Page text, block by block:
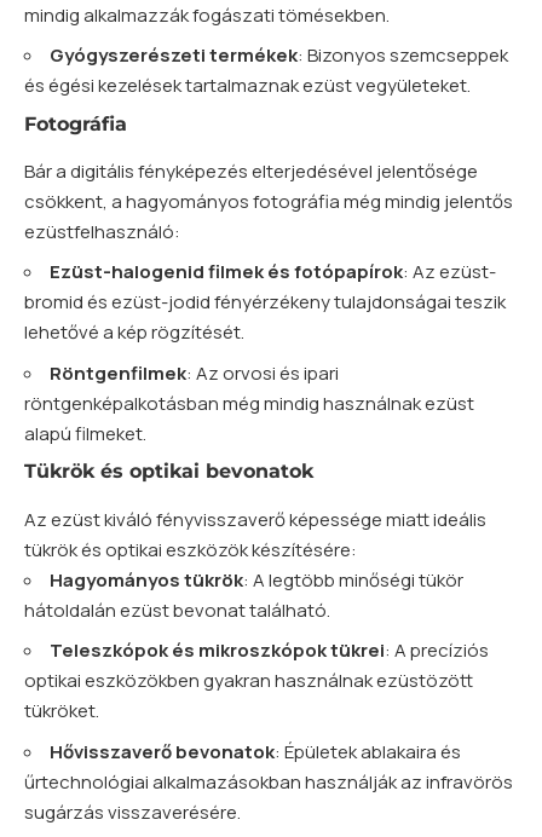
mindig alkalmazzák fogászati tömésekben.
Gyógyszerészeti termékek: Bizonyos szemcseppek
és égési kezelések tartalmaznak ezüst vegyületeket.
Fotográfia
Bár a digitális fényképezés elterjedésével jelentősége
csökkent, a hagyományos fotográfia még mindig jelentős
ezüstfelhasználó:
Ezüst-halogenid filmek és fotópapírok: Az ezüst-
bromid és ezüst-jodid fényérzékeny tulajdonságai teszik
lehetővé a kép rögzítését.
Röntgenfilmek: Az orvosi és ipari
röntgenképalkotásban még mindig használnak ezüst
alapú filmeket.
Tükrök és optikai bevonatok
Az ezüst kiváló fényvisszaverő képessége miatt ideális
tükrök és optikai eszközök készítésére:
Hagyományos tükrök: A legtöbb minőségi tükör
hátoldalán ezüst bevonat található.
Teleszkópok és mikroszkópok tükrei: A precíziós
optikai eszközökben gyakran használnak ezüstözött
tükröket.
Hővisszaverő bevonatok: Épületek ablakaira és
űrtechnológiai alkalmazásokban használják az infravörös
sugárzás visszaverésére.